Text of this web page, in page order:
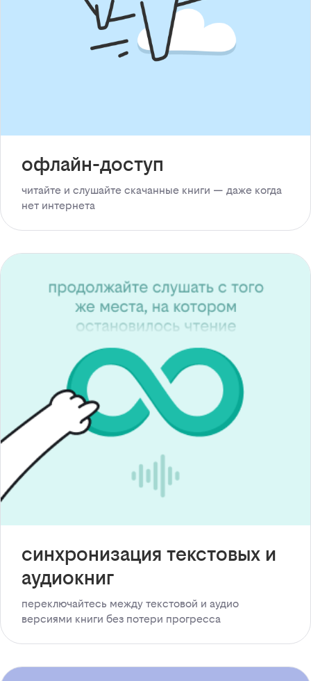
офлайн-доступ
читайте и слушайте скачанные книги — даже когда
нет интернета
синхронизация текстовых и
аудиокниг
переключайтесь между текстовой и аудио
версиями книги без потери прогресса